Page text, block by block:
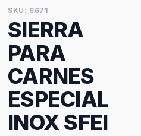
SKU: 6671
SIERRA
PARA
CARNES
ESPECIAL
INOX SFEI